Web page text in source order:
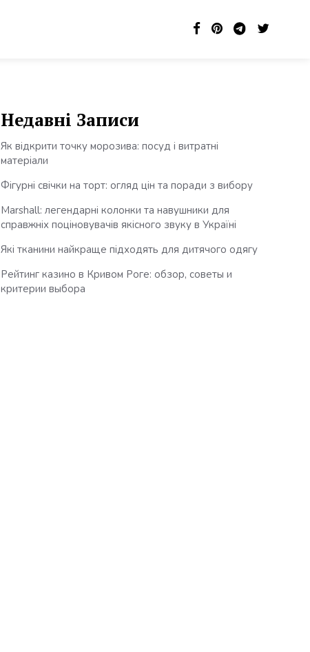
Недавні Записи
Як відкрити точку морозива: посуд і витратні
матеріали
Фігурні свічки на торт: огляд цін та поради з вибору
Marshall: легендарні колонки та навушники для
справжніх поціновувачів якісного звуку в Україні
Які тканини найкраще підходять для дитячого одягу
Рейтинг казино в Кривом Роге: обзор, советы и
критерии выбора